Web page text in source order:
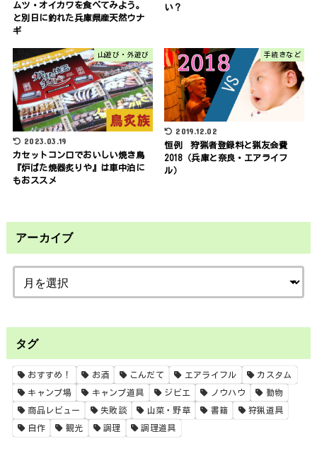
ムツ・オイカワを食べてみよう。
と別日に釣れた兵庫県産天然ウナ
ギ
い？
山遊び・外遊び
2023.03.19
カセットコンロでおいしい焼き鳥
『炉ばた焼器炙りや』は車中泊に
もおススメ
手続きなど
2019.12.02
恒例 狩猟者登録料と猟友会費
2018（兵庫と奈良・エアライフ
ル）
アーカイブ
タグ
おすすめ！ お酒 こんだて エアライフル カスタム
キャンプ場 キャンプ道具 ジビエ ノウハウ 動物
商品レビュー 失敗談 山菜・野草 書籍 狩猟道具
自作 観光 調理 調理道具